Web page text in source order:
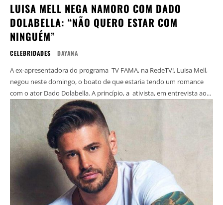
LUISA MELL NEGA NAMORO COM DADO
DOLABELLA: “NÃO QUERO ESTAR COM
NINGUÉM”
CELEBRIDADES DAYANA
A ex-apresentadora do programa TV FAMA, na RedeTV!, Luisa Mell,
negou neste domingo, o boato de que estaria tendo um romance
com o ator Dado Dolabella. A princípio, a ativista, em entrevista ao...